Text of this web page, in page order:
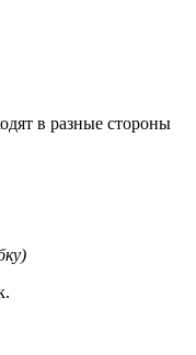
в разные стороны